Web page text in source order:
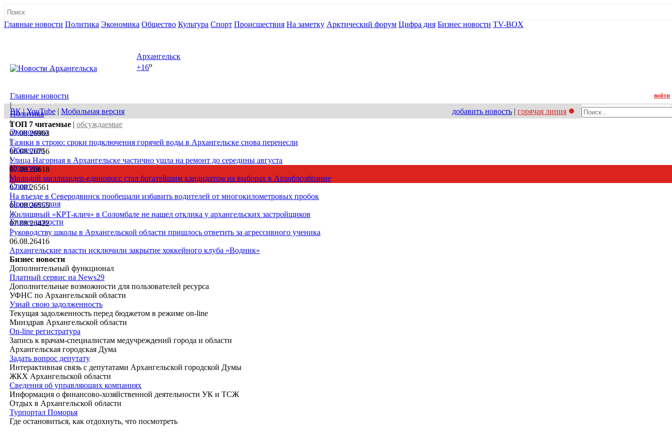
Главные новости Политика Экономика Общество Культура Спорт Происшествия На заметку Арктический форум Цифра дня Бизнес новости TV-BOX
08 августа, сб
Архангельск
+16o
Главные новости
|
Политика
|
Экономика
|
Общество
|
Культура
|
Спорт
|
Происшествия
|
Бизнес новости
|
войти
ВК|YouTube | Мобильная версия добавить новость | горячая линия
ТОП 7 читаемые | обсуждаемые
07.08.26903
Тазики в строю: сроки подключения горячей воды в Архангельске снова перенесли
06.08.26756
Улица Нагорная в Архангельске частично ушла на ремонт до середины августа
07.08.26618
Молодой миллиардер-единоросс стал богатейшим кандидатом на выборах в Архоблсобрание
07.08.26561
На въезде в Северодвинск пообещали избавить водителей от многокилометровых пробок
06.08.26555
Жилищный «КРТ-клич» в Соломбале не нашел отклика у архангельских застройщиков
07.08.26422
Руководству школы в Архангельской области пришлось ответить за агрессивного ученика
06.08.26416
Архангельские власти исключили закрытие хоккейного клуба «Водник»
Бизнес новости
Дополнительный функционал
Платный сервис на News29
Дополнительные возможности для пользователей ресурса
УФНС по Архангельской области
Узнай свою задолженность
Текущая задолженность перед бюджетом в режиме on-line
Минздрав Архангельской области
On-line регистратура
Запись к врачам-специалистам медучреждений города и области
Архангельская городская Дума
Задать вопрос депутату
Интерактивная связь с депутатами Архангельской городской Думы
ЖКХ Архангельской области
Сведения об управляющих компаниях
Информация о финансово-хозяйственной деятельности УК и ТСЖ
Отдых в Архангельской области
Турпортал Поморья
Где остановиться, как отдохнуть, что посмотреть